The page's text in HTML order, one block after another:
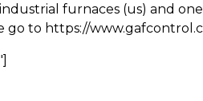
furnaces (us) and
go to https://